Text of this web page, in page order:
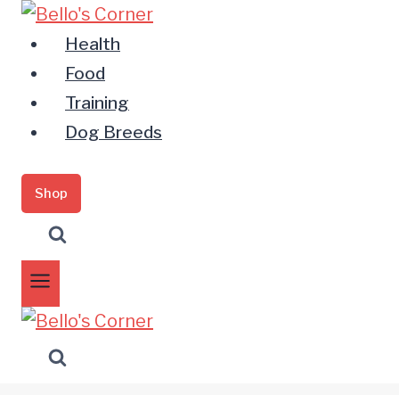
Zum
Inhalt
springen
Health
Food
Training
Dog Breeds
Shop